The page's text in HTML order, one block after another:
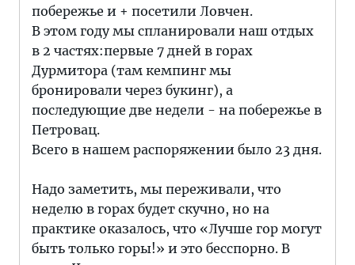
побережье и + посетили Ловчен.
В этом году мы спланировали наш отдых
в 2 частях:первые 7 дней в горах
Дурмитора (там кемпинг мы
бронировали через букинг), а
последующие две недели - на побережье в
Петровац.
Всего в нашем распоряжении было 23 дня.
Надо заметить, мы переживали, что
неделю в горах будет скучно, но на
практике оказалось, что «Лучше гор могут
быть только горы!» и это бесспорно. В